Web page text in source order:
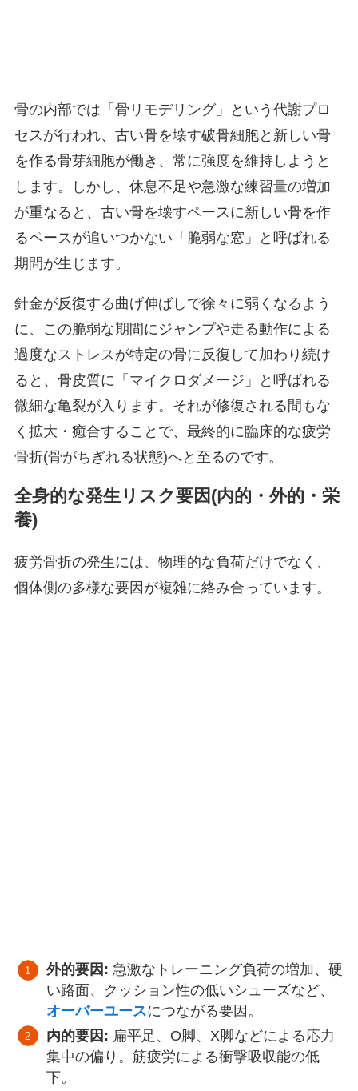
骨の内部では「骨リモデリング」という代謝プロ
セスが行われ、古い骨を壊す破骨細胞と新しい骨
を作る骨芽細胞が働き、常に強度を維持しようと
します。しかし、休息不足や急激な練習量の増加
が重なると、古い骨を壊すペースに新しい骨を作
るペースが追いつかない「脆弱な窓」と呼ばれる
期間が生じます。
針金が反復する曲げ伸ばしで徐々に弱くなるよう
に、この脆弱な期間にジャンプや走る動作による
過度なストレスが特定の骨に反復して加わり続け
ると、骨皮質に「マイクロダメージ」と呼ばれる
微細な亀裂が入ります。それが修復される間もな
く拡大・癒合することで、最終的に臨床的な疲労
骨折(骨がちぎれる状態)へと至るのです。
全身的な発生リスク要因(内的・外的・栄
養)
疲労骨折の発生には、物理的な負荷だけでなく、
個体側の多様な要因が複雑に絡み合っています。
外的要因: 急激なトレーニング負荷の増加、硬
い路面、クッション性の低いシューズなど、
オーバーユースにつながる要因。
内的要因: 扁平足、O脚、X脚などによる応力
集中の偏り。筋疲労による衝撃吸収能の低
下。